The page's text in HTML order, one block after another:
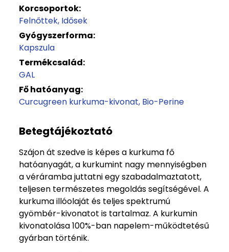
Korcsoportok:
Felnőttek Idősek
Gyógyszerforma:
Kapszula
Termékcsalád:
GAL
Fő hatóanyag:
Curcugreen kurkuma-kivonat Bio-Perine
Betegtájékoztató
Szájon át szedve is képes a kurkuma fő
hatóanyagát, a kurkumint nagy mennyiségben
a véráramba juttatni egy szabadalmaztatott,
teljesen természetes megoldás segítségével. A
kurkuma illóolaját és teljes spektrumú
gyömbér-kivonatot is tartalmaz. A kurkumin
kivonatolása 100%-ban napelem-működtetésű
gyárban történik.